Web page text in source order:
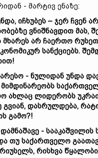
- მარტივ ენაზე:
, იჩხუბეს – ჯერ ჩვენ არ
ვნიშნავდით მას,
მხარეს არ ჩაერთო
სანქციებს.
!
- ნულიდან უნდა
მიმდინარეობს
ახლაც ლიდერობს
გვიან, დასრულდება,
გამო?!
დამნაშავე - სააკაშვილის
თუ საქართველო
, რისხვა